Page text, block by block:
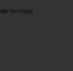
nu mmai